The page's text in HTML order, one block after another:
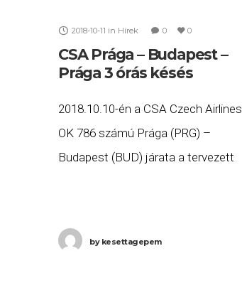
2018-10-11 in Hírek 0 0
CSA Prága – Budapest –
Prága 3 órás késés
2018.10.10-én a CSA Czech Airlines
OK 786 számú Prága (PRG) –
Budapest (BUD) járata a tervezett
Budapestre, majd az OK 787 számú
Budapest
bykesettagepem